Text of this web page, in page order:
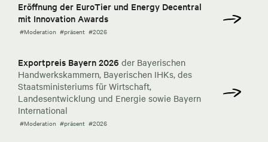
Eröffnung der EuroTier und Energy Decentral
mit Innovation Awards
#Moderation #präsent #2026
Exportpreis Bayern 2026 der Bayerischen
Handwerkskammern, Bayerischen IHKs, des
Staatsministeriums für Wirtschaft,
Landesentwicklung und Energie sowie Bayern
International
#Moderation #präsent #2026